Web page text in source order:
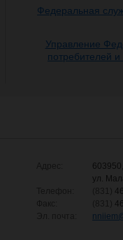
Федеральная
Управление
потребителей
ул.
nniiem